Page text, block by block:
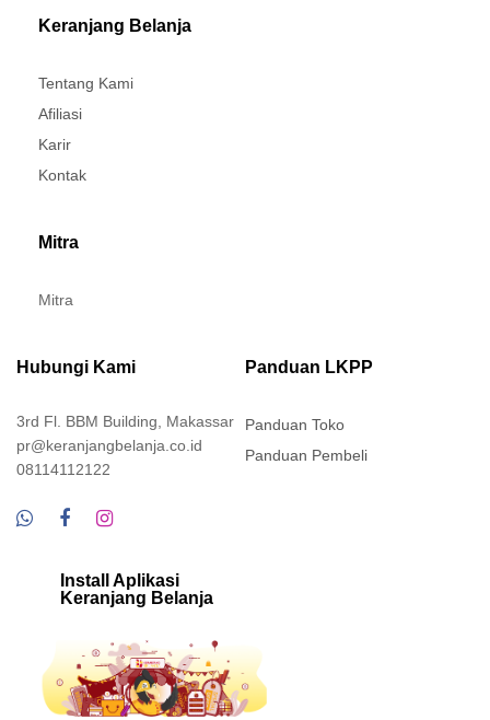
Keranjang Belanja
Tentang Kami
Afiliasi
Karir
Kontak
Mitra
Mitra
Hubungi Kami
3rd Fl. BBM Building, Makassar
pr@keranjangbelanja.co.id
08114112122
Panduan LKPP
Panduan Toko
Panduan Pembeli
Install Aplikasi
Keranjang Belanja